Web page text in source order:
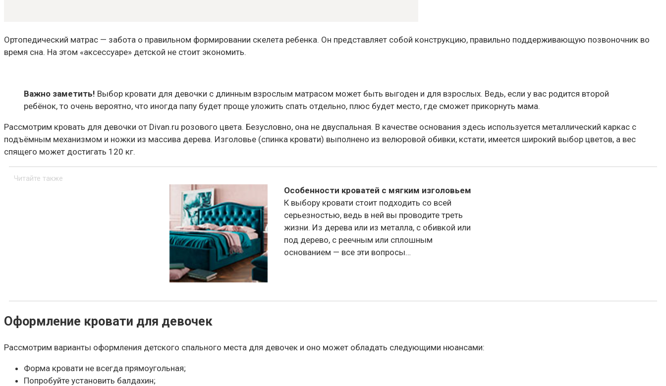
Ортопедический матрас — забота о правильном формировании скелета ребенка. Он представляет собой конструкцию, правильно поддерживающую позвоночник во
время сна. На этом «аксессуаре» детской не стоит экономить.
Важно заметить! Выбор кровати для девочки с длинным взрослым матрасом может быть выгоден и для взрослых. Ведь, если у вас родится второй
ребёнок, то очень вероятно, что иногда папу будет проще уложить спать отдельно, плюс будет место, где сможет прикорнуть мама.
Рассмотрим кровать для девочки от Divan.ru розового цвета. Безусловно, она не двуспальная. В качестве основания здесь используется металлический каркас с
подъёмным механизмом и ножки из массива дерева. Изголовье (спинка кровати) выполнено из велюровой обивки, кстати, имеется широкий выбор цветов, а вес
спящего может достигать 120 кг.
Читайте также
Особенности кроватей с мягким изголовьем
К выбору кровати стоит подходить со всей
серьезностью, ведь в ней вы проводите треть
жизни. Из дерева или из металла, с обивкой или
под дерево, с реечным или сплошным
основанием — все эти вопросы…
Оформление кровати для девочек
Рассмотрим варианты оформления детского спального места для девочек и оно может обладать следующими нюансами:
Форма кровати не всегда прямоугольная;
Попробуйте установить балдахин;